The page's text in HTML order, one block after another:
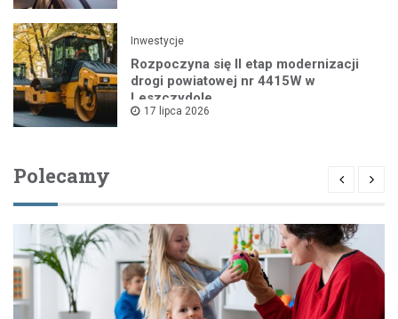
Inwestycje
Rozpoczyna się II etap modernizacji
drogi powiatowej nr 4415W w
Leszczydole
17 lipca 2026
Polecamy